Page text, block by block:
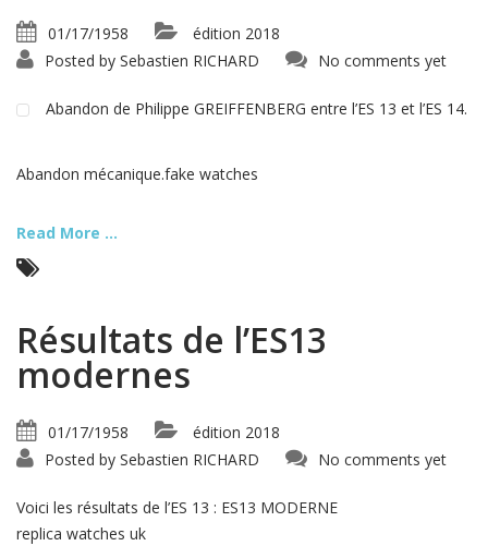
01/17/1958
édition 2018
Posted by Sebastien RICHARD No comments yet
Abandon de Philippe GREIFFENBERG entre l’ES 13 et l’ES 14.
Abandon mécanique.fake watches
Read More ...
Résultats de l’ES13
modernes
01/17/1958
édition 2018
Posted by Sebastien RICHARD No comments yet
Voici les résultats de l’ES 13 : ES13 MODERNE
replica watches uk